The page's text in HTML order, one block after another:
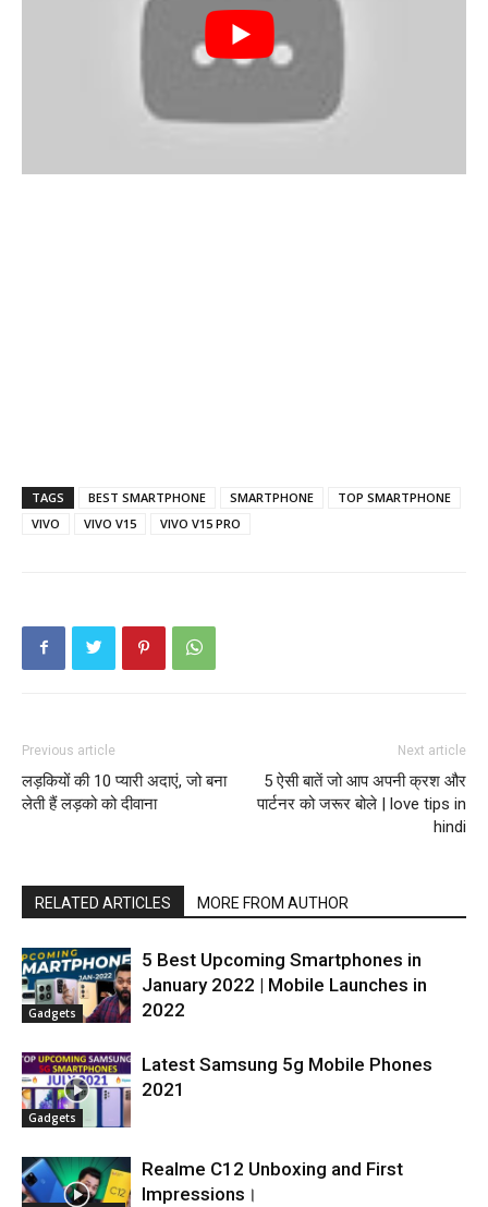
TAGS BEST SMARTPHONE SMARTPHONE
TOP SMARTPHONE
VIVO
VIVO V15 VIVO V15 PRO
Previous article
लड़कियों की 10 प्यारी अदाएं, जो बना
लेती हैं लड़को को दीवाना
Next article
5 ऐसी बातें जो आप अपनी क्रश और
पार्टनर को जरूर बोले | love tips in
hindi
RELATED ARTICLES MORE FROM AUTHOR
Gadgets
5 Best Upcoming Smartphones in
January 2022 | Mobile Launches in
2022
Gadgets
Latest Samsung 5g Mobile Phones
2021
Realme C12 Unboxing and First
Impressions।